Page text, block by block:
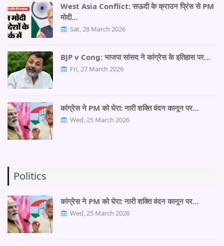
West Asia Conflict: सऊदी के क्राउन प्रिंस से PM
मोदी…
Sat, 28 March 2026
BJP v Cong: भाजपा सांसद ने कांग्रेस के इतिहास पर…
Fri, 27 March 2026
कांग्रेस ने PM को घेरा: नारी शक्ति वंदन कानून पर…
Wed, 25 March 2026
Politics
कांग्रेस ने PM को घेरा: नारी शक्ति वंदन कानून पर…
Wed, 25 March 2026